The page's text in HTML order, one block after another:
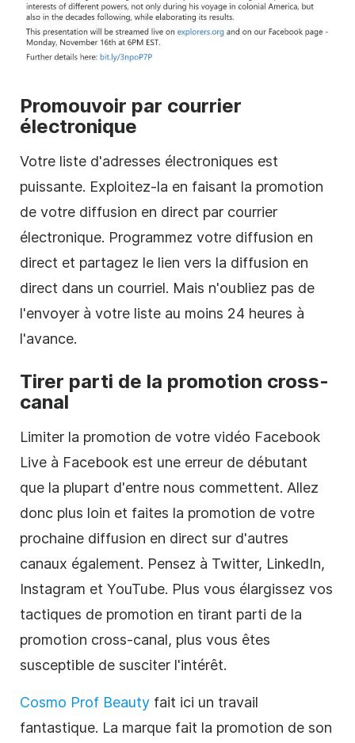
Promouvoir par courrier
électronique
Votre liste d'adresses électroniques est
puissante. Exploitez-la en faisant la promotion
de votre diffusion en direct par courrier
électronique. Programmez votre diffusion en
direct et partagez le lien vers la diffusion en
direct dans un courriel. Mais n'oubliez pas de
l'envoyer à votre liste au moins 24 heures à
l'avance.
Tirer parti de la promotion cross-
canal
Limiter la promotion de votre vidéo Facebook
Live à Facebook est une erreur de débutant
que la plupart d'entre nous commettent. Allez
donc plus loin et faites la promotion de votre
prochaine diffusion en direct sur d'autres
canaux également. Pensez à Twitter, LinkedIn,
Instagram et YouTube. Plus vous élargissez vos
tactiques de promotion en tirant parti de la
promotion cross-canal, plus vous êtes
susceptible de susciter l'intérêt.
Cosmo Prof Beauty fait ici un travail
fantastique. La marque fait la promotion de son